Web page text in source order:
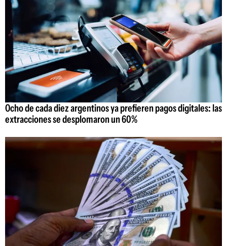
Ocho de cada diez argentinos ya prefieren pagos digitales: las
extracciones se desplomaron un 60%